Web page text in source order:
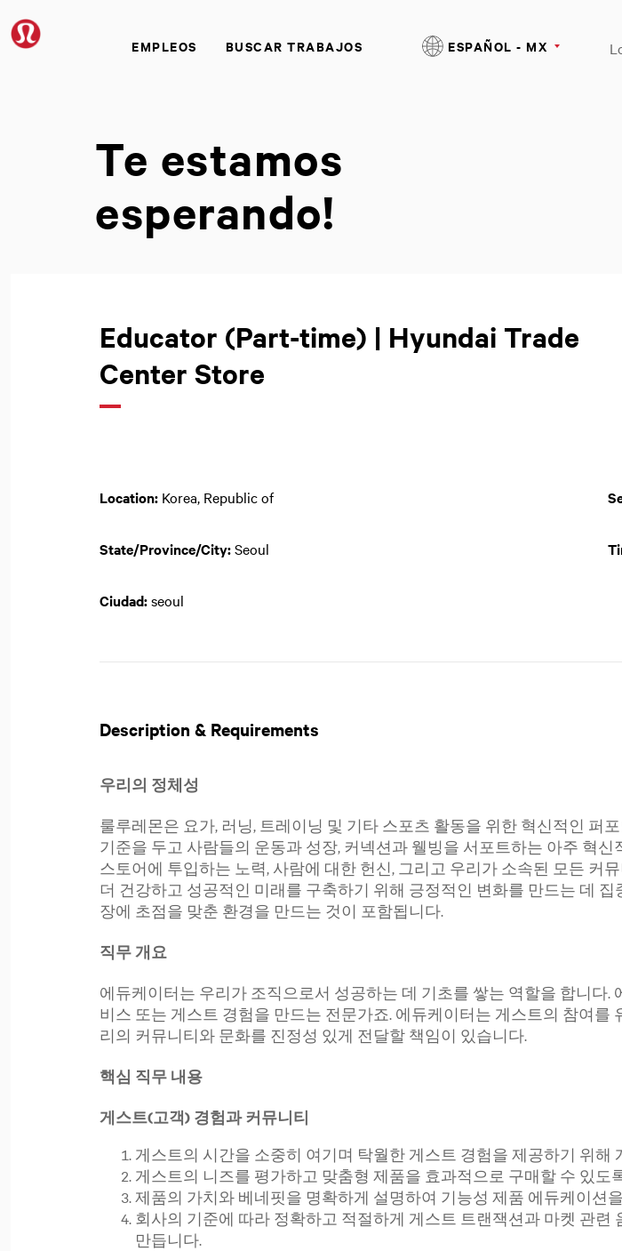
EMPLEOS BUSCAR TRABAJOS ESPAÑOL - MX
Te estamos
esperando!
Educator (Part-time) | Hyundai Trade
Center Store
Location: Korea, Republic of
State/Province/City:Seoul
Ciudad:seoul
Description & Requirements
우리의 정체성
룰루레몬은 요가, 러닝, 트레이닝 및 기타 스포츠 활동을 위한 혁신적인 퍼
기준을 두고 사람들의 운동과 성장, 커넥션과 웰빙을 서포트하는 아주 혁
스토어에 투입하는 노력, 사람에 대한 헌신, 그리고 우리가 소속된 모든 커
더 건강하고 성공적인 미래를 구축하기 위해 긍정적인 변화를 만드는 데
장에 초점을 맞춘 환경을 만드는 것이 포함됩니다.
직무 개요
에듀케이터는 우리가 조직으로서 성공하는 데 기초를 쌓는 역할을 합니다
비스 또는 게스트 경험을 만드는 전문가죠. 에듀케이터는 게스트의 참여
리의 커뮤니티와 문화를 진정성 있게 전달할 책임이 있습니다.
핵심 직무 내용
게스트(고객) 경험과 커뮤니티
게스트의 시간을 소중히 여기며 탁월한 게스트 경험을 제공하기 위해
게스트의 니즈를 평가하고 맞춤형 제품을 효과적으로 구매할 수 있도
제품의 가치와 베네핏을 명확하게 설명하여 기능성 제품 에듀케이션
회사의 기준에 따라 정확하고 적절하게 게스트 트랜잭션과 마켓 관
만듭니다.